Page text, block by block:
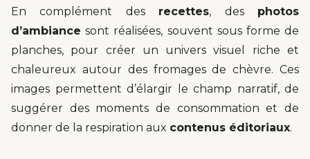
En complément des recettes, des photos
d’ambiance sont réalisées, souvent sous forme de
planches, pour créer un univers visuel riche et
chaleureux autour des fromages de chèvre. Ces
images permettent d’élargir le champ narratif, de
suggérer des moments de consommation et de
donner de la respiration aux contenus éditoriaux.